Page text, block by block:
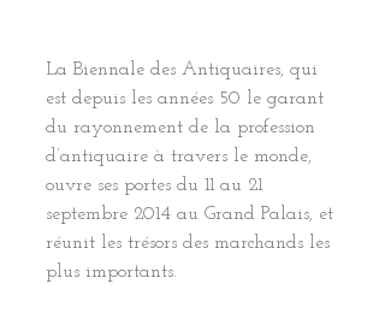
La Biennale des Antiquaires, qui
est depuis les années 50 le garant
du rayonnement de la profession
d’antiquaire à travers le monde,
ouvre ses portes du 11 au 21
septembre 2014 au Grand Palais, et
réunit les trésors des marchands les
plus importants.